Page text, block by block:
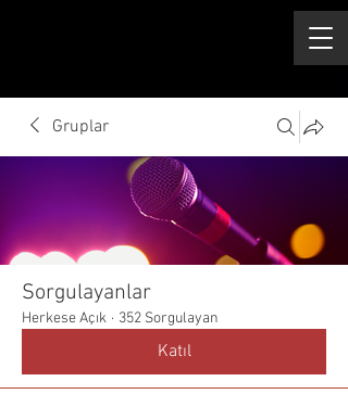
Gruplar
Sorgulayanlar
Herkese Açık · 352 Sorgulayan
Katıl